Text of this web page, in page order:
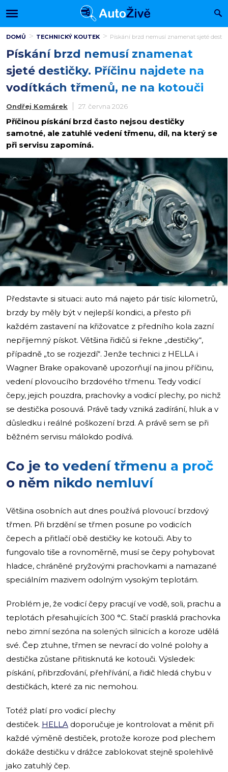
DOMŮ TECHNICKÝ KOUTEK Pískání brzd nemusí znamenat sjeté
Pískání brzd nemusí znamenat
sjeté destičky. Příčinu najdete na
vodítkách třmenů, ne na kotouči
Ondřej Komárek 27. června 2026
Příčinou pískání brzd často nejsou destičky
samotné, ale zatuhlé vedení třmenu, díl, na který se
při servisu zapomíná.
i
Představte si situaci: auto má najeto pár tisíc kilometrů,
brzdy by měly být v nejlepší kondici, a přesto při
každém zastavení na křižovatce z předního kola zazní
nepříjemný pískot. Většina řidičů si řekne „destičky“,
případně „to se rozjezdí“. Jenže technici z HELLA i
Wagner Brake opakovaně upozorňují na jinou příčinu,
vedení plovoucího brzdového třmenu. Tedy vodicí
čepy, jejich pouzdra, prachovky a vodicí plechy, po nichž
se destička posouvá. Právě tady vzniká zadírání, hluk a v
důsledku i reálné poškození brzd. A právě sem se při
běžném servisu málokdo podívá.
Co je to vedení třmenu a proč
o něm nikdo nemluví
Většina osobních aut dnes používá plovoucí brzdový
třmen. Při brzdění se třmen posune po vodicích
čepech a přitlačí obě destičky ke kotouči. Aby to
fungovalo tiše a rovnoměrně, musí se čepy pohybovat
hladce, chráněné pryžovými prachovkami a namazané
speciálním mazivem odolným vysokým teplotám.
Problém je, že vodicí čepy pracují ve vodě, soli, prachu a
teplotách přesahujících 300 °C. Stačí prasklá prachovka
nebo zimní sezóna na solených silnicích a koroze udělá
své. Čep ztuhne, třmen se nevrací do volné polohy a
destička zůstane přitisknutá ke kotouči. Výsledek:
pískání, přibrzďování, přehřívání, a řidič hledá chybu v
destičkách, které za nic nemohou.
Totéž platí pro vodicí plechy
destiček. HELLA doporučuje je kontrolovat a měnit při
každé výměně destiček, protože koroze pod plechem
dokáže destičku v drážce zablokovat stejně spolehlivě
jako zatuhlý čep.